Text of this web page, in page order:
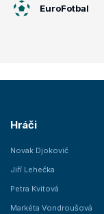
EuroFotbal
Hráči
Novak Djokovič
Jiří Lehečka
Petra Kvitová
Markéta Vondroušová